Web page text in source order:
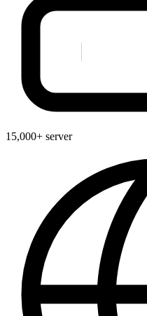
15,000+ server